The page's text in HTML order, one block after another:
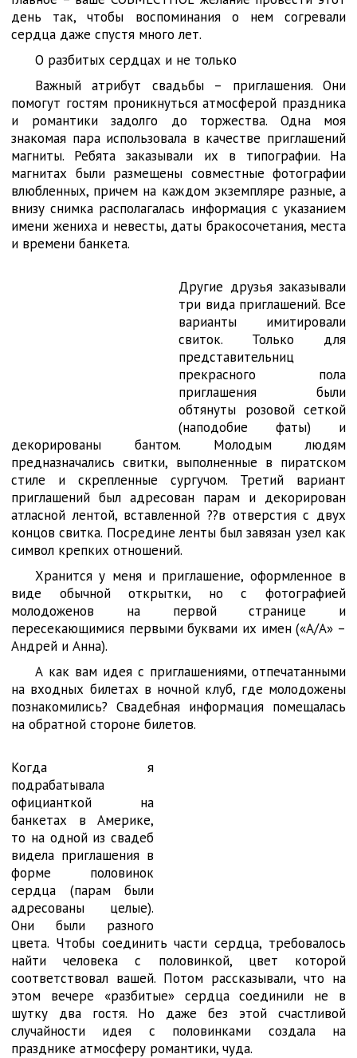
день так, чтобы воспоминания о нем согревали
сердца даже спустя много лет.
О разбитых сердцах и не только
Важный атрибут свадьбы – приглашения. Они
помогут гостям проникнуться атмосферой праздника
и романтики задолго до торжества. Одна моя
знакомая пара использовала в качестве приглашений
магниты. Ребята заказывали их в типографии. На
магнитах были размещены совместные фотографии
влюбленных, причем на каждом экземпляре разные, а
внизу снимка располагалась информация с указанием
имени жениха и невесты, даты бракосочетания, места
и времени банкета.
Другие друзья заказывали
три вида приглашений. Все
варианты имитировали
свиток. Только для
представительниц
прекрасного пола
приглашения были
обтянуты розовой сеткой
(наподобие фаты) и
декорированы бантом. Молодым людям
предназначались свитки, выполненные в пиратском
стиле и скрепленные сургучом. Третий вариант
приглашений был адресован парам и декорирован
атласной лентой, вставленной ??в отверстия с двух
концов свитка. Посредине ленты был завязан узел как
символ крепких отношений.
Хранится у меня и приглашение, оформленное в
виде обычной открытки, но с фотографией
молодоженов на первой странице и
пересекающимися первыми буквами их имен («А/А» –
Андрей и Анна).
А как вам идея с приглашениями, отпечатанными
на входных билетах в ночной клуб, где молодожены
познакомились? Свадебная информация помещалась
на обратной стороне билетов.
Когда я
подрабатывала
официанткой на
банкетах в Америке,
то на одной из свадеб
видела приглашения в
форме половинок
сердца (парам были
адресованы целые).
Они были разного
цвета. Чтобы соединить части сердца, требовалось
найти человека с половинкой, цвет которой
соответствовал вашей. Потом рассказывали, что на
этом вечере «разбитые» сердца соединили не в
шутку два гостя. Но даже без этой счастливой
случайности идея с половинками создала на
празднике атмосферу романтики, чуда.